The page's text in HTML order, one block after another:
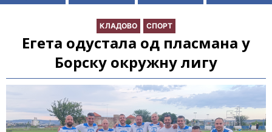
КЛАДОВО СПОРТ
Егета одустала од пласмана у
Борску окружну лигу